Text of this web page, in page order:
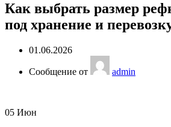
Как выбрать размер
под хранение и
01.06.2026
Сообщение от admin
05 Июн